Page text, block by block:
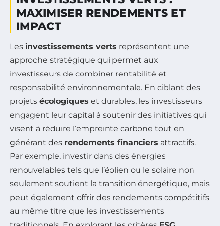
MAXIMISER RENDEMENTS ET
IMPACT
Les investissements verts représentent une
approche stratégique qui permet aux
investisseurs de combiner rentabilité et
responsabilité environnementale. En ciblant des
projets écologiques et durables, les investisseurs
engagent leur capital à soutenir des initiatives qui
visent à réduire l’empreinte carbone tout en
générant des rendements financiers attractifs.
Par exemple, investir dans des énergies
renouvelables tels que l’éolien ou le solaire non
seulement soutient la transition énergétique, mais
peut également offrir des rendements compétitifs
au même titre que les investissements